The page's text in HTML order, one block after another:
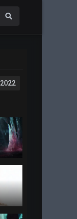
2022